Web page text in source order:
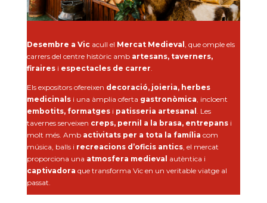
Desembre a Vicacull el Mercat Medieval , que omple els
carrers del centre històric amb artesans, taverners,
firairesi espectacles de carrer
Els expositors ofereixen decoració, joieria, herbes
medicinalsi una àmplia oferta gastronòmica , incloent
embotits, formatgesi patisseria artesanal . Les
tavernes serveixen creps, pernil a la brasa, entrepansi
molt més. Amb activitats per a tota la família com
música, balls i recreacions d’oficis antics, el mercat
proporciona una atmosfera medieval autèntica i
captivadora que transforma Vic en un veritable viatge al
passat.